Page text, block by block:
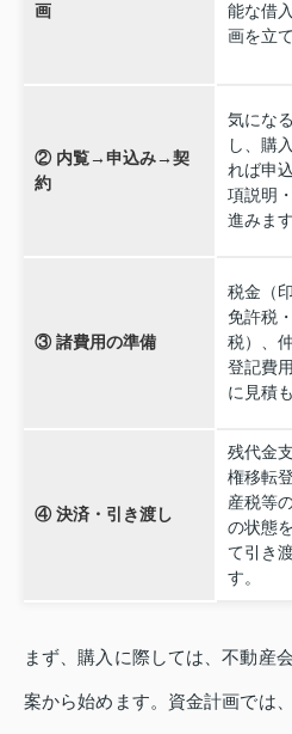
画
能な借
画を立
② 内覧→申込み→契
約
気にな
し、購
れば申
項説明
進みます
③ 諸費用の準備
税金（
免許税
税）、
登記費
に見積
④ 決済・引き渡し
残代金
権移転
産税等
の状態
て引き
す。
まず、購入に際しては、不動産
案から始めます。資金計画では